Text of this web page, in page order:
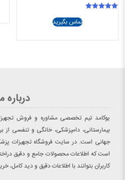
تماس بگیرید
درباره
یوکامد تیم تخصصی مشاوره و فروش
بیمارستانی، دامپزشکی، خانگی و تنفسی از
جهانی است. در سایت فروشگاه تجهیزات
است که اطلاعات محصولات جامع و دقیق
کاربران بتوانند با اطلاعات دقیق و دید کامل،